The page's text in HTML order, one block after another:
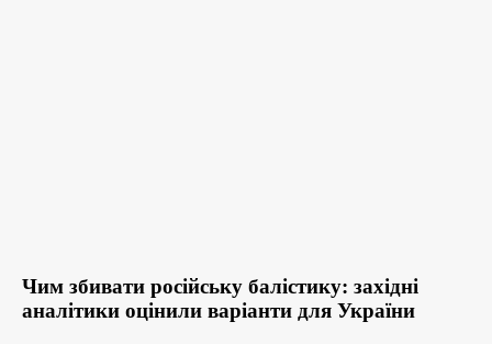
Чим збивати російську балістику: західні
аналітики оцінили варіанти для України